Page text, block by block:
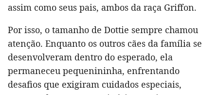
assim como seus pais, ambos da raça Griffon.
Por isso, o tamanho de Dottie sempre chamou
atenção. Enquanto os outros cães da família se
desenvolveram dentro do esperado, ela
permaneceu pequenininha, enfrentando
desafios que exigiram cuidados especiais,